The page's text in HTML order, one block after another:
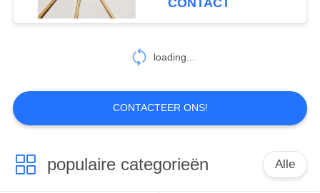
Mondelinge
25
88
CONTACT
loading...
CONTACTEER ONS!
populaire categorieën Alle